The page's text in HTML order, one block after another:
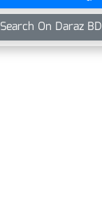
Search On Daraz BD